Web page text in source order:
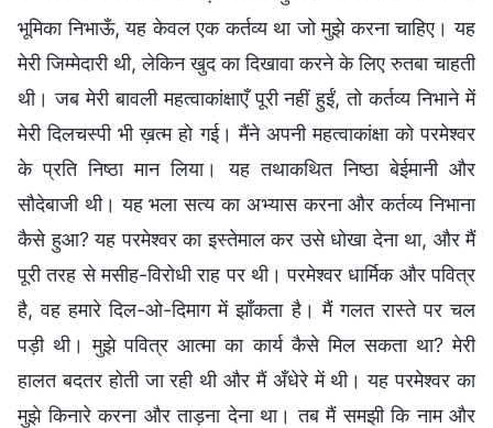
भूमिका निभाऊँ, यह केवल एक कर्तव्य था जो मुझे करना चाहिए। यह
मेरी जिम्मेदारी थी, लेकिन खुद का दिखावा करने के लिए रुतबा चाहती
थी। जब मेरी बावली महत्वाकांक्षाएँ पूरी नहीं हुईं, तो कर्तव्य निभाने में
मेरी दिलचस्पी भी ख़त्म हो गई। मैंने अपनी महत्वाकांक्षा को परमेश्वर
के प्रति निष्ठा मान लिया। यह तथाकथित निष्ठा बेईमानी और
सौदेबाजी थी। यह भला सत्य का अभ्यास करना और कर्तव्य निभाना
कैसे हुआ? यह परमेश्वर का इस्तेमाल कर उसे धोखा देना था, और मैं
पूरी तरह से मसीह-विरोधी राह पर थी। परमेश्वर धार्मिक और पवित्र
है, वह हमारे दिल-ओ-दिमाग में झाँकता है। मैं गलत रास्ते पर चल
पड़ी थी। मुझे पवित्र आत्मा का कार्य कैसे मिल सकता था? मेरी
हालत बदतर होती जा रही थी और मैं अँधेरे में थी। यह परमेश्वर का
मुझे किनारे करना और ताड़ना देना था। तब मैं समझी कि नाम और